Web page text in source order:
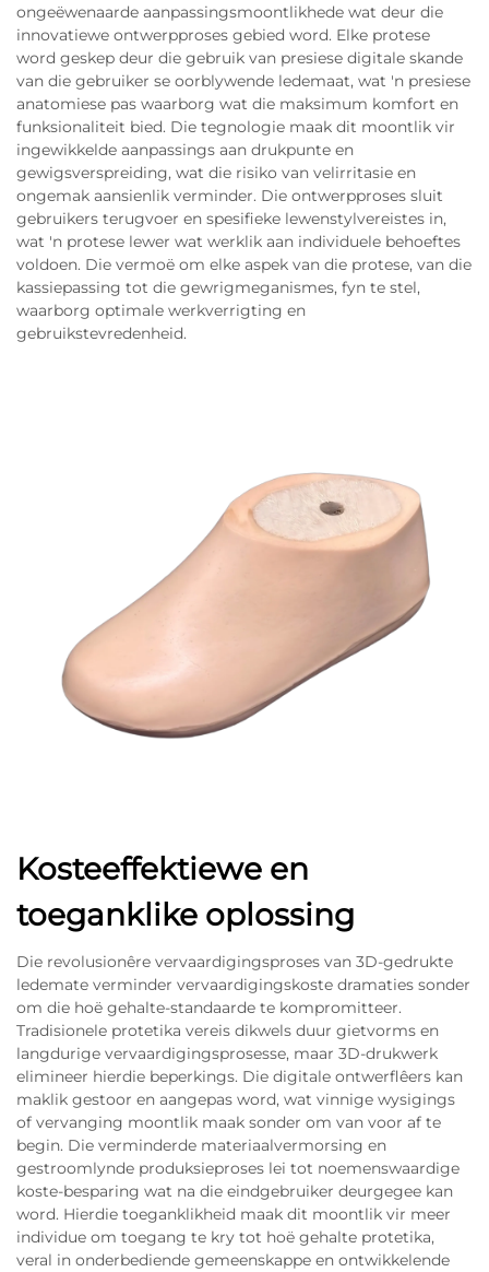
ongeëwenaarde aanpassingsmoontlikhede wat deur die
innovatiewe ontwerpproses gebied word. Elke protese
word geskep deur die gebruik van presiese digitale skande
van die gebruiker se oorblywende ledemaat, wat 'n presiese
anatomiese pas waarborg wat die maksimum komfort en
funksionaliteit bied. Die tegnologie maak dit moontlik vir
ingewikkelde aanpassings aan drukpunte en
gewigsverspreiding, wat die risiko van velirritasie en
ongemak aansienlik verminder. Die ontwerpproses sluit
gebruikers terugvoer en spesifieke lewenstylvereistes in,
wat 'n protese lewer wat werklik aan individuele behoeftes
voldoen. Die vermoë om elke aspek van die protese, van die
kassiepassing tot die gewrigmeganismes, fyn te stel,
waarborg optimale werkverrigting en
gebruikstevredenheid.
Kosteeffektiewe en
toeganklike oplossing
Die revolusionêre vervaardigingsproses van 3D-gedrukte
ledemate verminder vervaardigingskoste dramaties sonder
om die hoë gehalte-standaarde te kompromitteer.
Tradisionele protetika vereis dikwels duur gietvorms en
langdurige vervaardigingsprosesse, maar 3D-drukwerk
elimineer hierdie beperkings. Die digitale ontwerflêers kan
maklik gestoor en aangepas word, wat vinnige wysigings
of vervanging moontlik maak sonder om van voor af te
begin. Die verminderde materiaalvermorsing en
gestroomlynde produksieproses lei tot noemenswaardige
koste-besparing wat na die eindgebruiker deurgegee kan
word. Hierdie toeganklikheid maak dit moontlik vir meer
individue om toegang te kry tot hoë gehalte protetika,
veral in onderbediende gemeenskappe en ontwikkelende